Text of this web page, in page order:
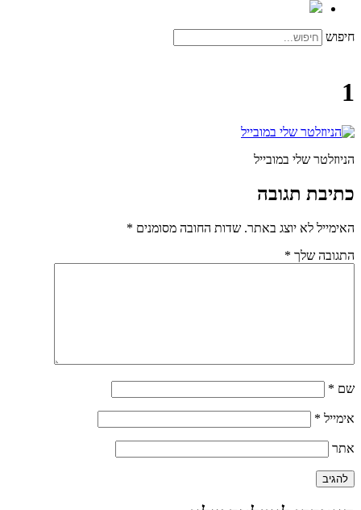
חיפוש
1
הניוזלטר שלי במובייל
כתיבת תגובה
האימייל לא יוצג באתר. שדות החובה מסומנים *
התגובה שלך *
שם *
אימייל *
אתר